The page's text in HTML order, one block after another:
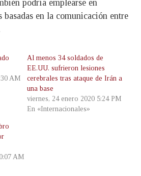
podría emplearse en
basadas en la comunicación entre
AM
Al menos 34 soldados de
EE.UU. sufrieron lesiones
cerebrales tras ataque de Irán a
una base
viernes, 24 enero 2020 5:24 PM
En «Internacionales»
AM